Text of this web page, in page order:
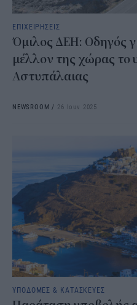
ΕΠΙΧΕΙΡΗΣΕΙΣ
Όμιλος ΔΕΗ: Οδηγός
μέλλον της χώρας το
Αστυπάλαιας
NEWSROOM / 26 Ιουν 2025
ΥΠΟΔΟΜΕΣ & ΚΑΤΑΣΚΕΥΕΣ